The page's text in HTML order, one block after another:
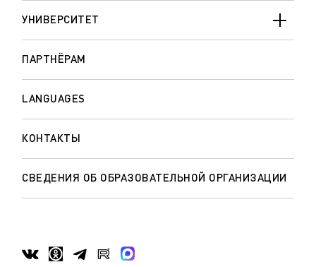
УНИВЕРСИТЕТ
ПАРТНЁРАМ
LANGUAGES
КОНТАКТЫ
СВЕДЕНИЯ ОБ ОБРАЗОВАТЕЛЬНОЙ ОРГАНИЗАЦИИ